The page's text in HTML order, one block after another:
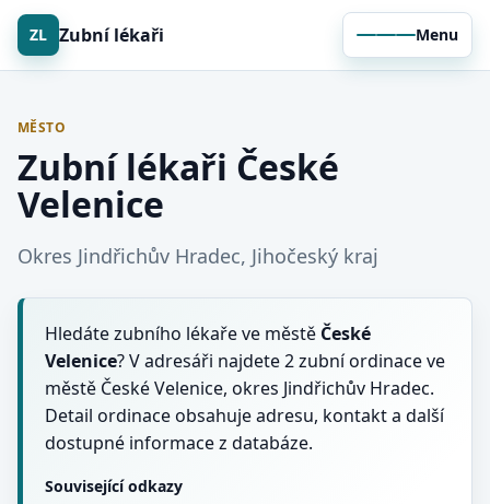
ZL Zubní lékaři Menu
MĚSTO
Zubní lékaři České
Velenice
Okres Jindřichův Hradec, Jihočeský kraj
Hledáte zubního lékaře ve městě České
Velenice? V adresáři najdete 2 zubní ordinace ve
městě České Velenice, okres Jindřichův Hradec.
Detail ordinace obsahuje adresu, kontakt a další
dostupné informace z databáze.
Související odkazy